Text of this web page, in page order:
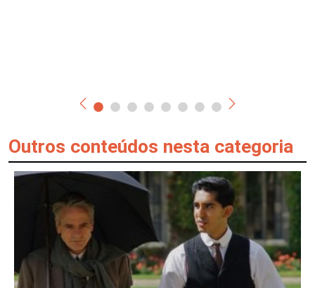
Outros conteúdos nesta categoria